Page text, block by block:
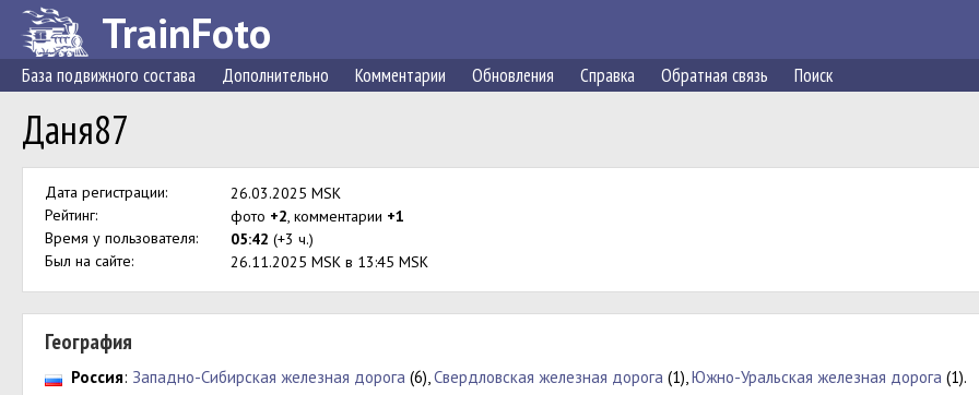
TrainFoto
База подвижного состава Дополнительно Комментарии Обновления Справка Обратная связь Поиск
Даня87
Дата регистрации:
26.03.2025 MSK
Рейтинг:
фото +2, комментарии +1
Время у пользователя:
05:42 (+3 ч.)
Был на сайте:
26.11.2025 MSK в 13:45 MSK
География
Россия: Западно-Сибирская железная дорога (6),Свердловская железная дорога (1),Южно-Уральская железная дорога (1).